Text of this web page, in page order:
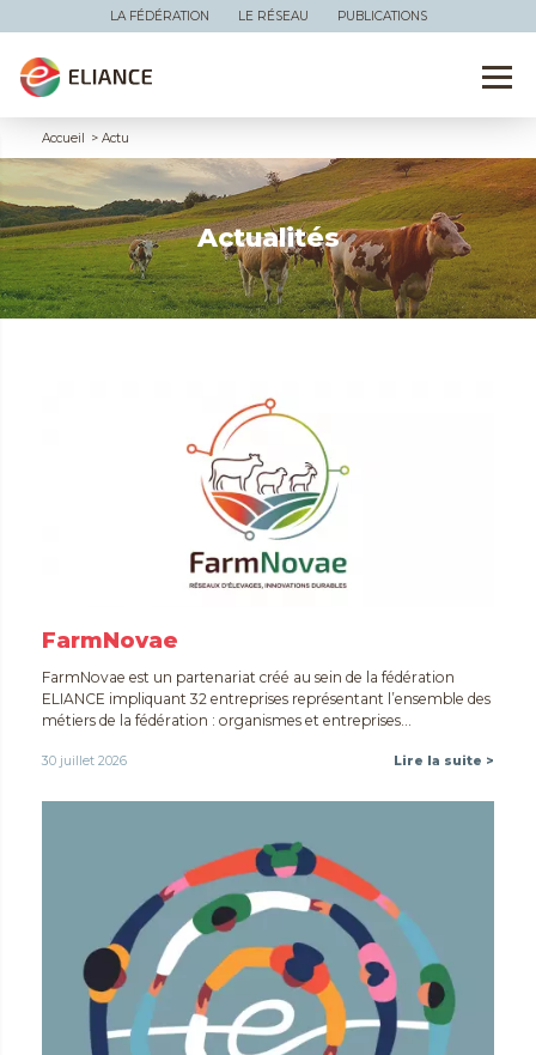
LA FÉDÉRATION LE RÉSEAU PUBLICATIONS
Accueil > Actu
Actualités
FarmNovae
FarmNovae est un partenariat créé au sein de la fédération
ELIANCE impliquant 32 entreprises représentant l’ensemble des
métiers de la fédération : organismes et entreprises...
30 juillet 2026 Lire la suite >